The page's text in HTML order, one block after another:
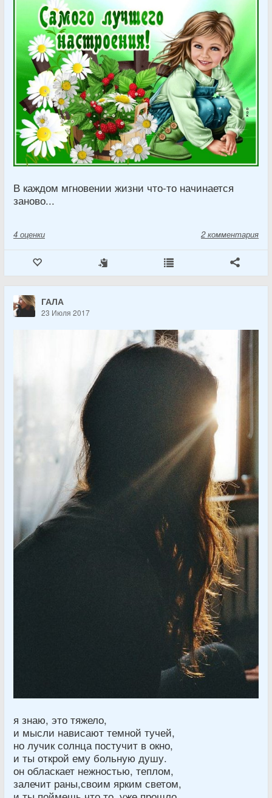
В каждом мгновении жизни что-то начинается
заново...
4 оценки 2 комментария
ГАЛА
23 Июля 2017
я знаю, это тяжело,
и мысли нависают темной тучей,
но лучик солнца постучит в окно,
и ты открой ему больную душу.
он обласкает нежностью, теплом,
залечит раны,своим ярким светом,